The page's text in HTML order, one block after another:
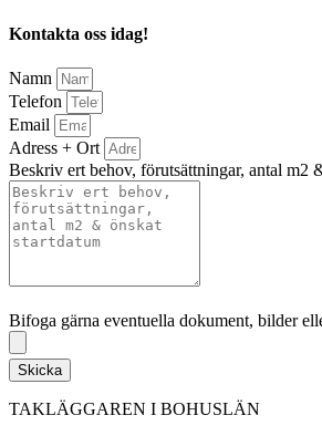
Kontakta oss idag!
Namn
Telefon
Email
Adress + Ort
Beskriv ert behov, förutsättningar, antal m2
Bifoga gärna eventuella dokument, bilder
Skicka
TAKLÄGGAREN I BOHUSLÄN